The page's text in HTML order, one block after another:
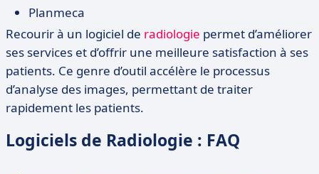
Planmeca
Recourir à un logiciel de radiologie permet d’améliorer
ses services et d’offrir une meilleure satisfaction à ses
patients. Ce genre d’outil accélère le processus
d’analyse des images, permettant de traiter
rapidement les patients.
Logiciels de Radiologie : FAQ